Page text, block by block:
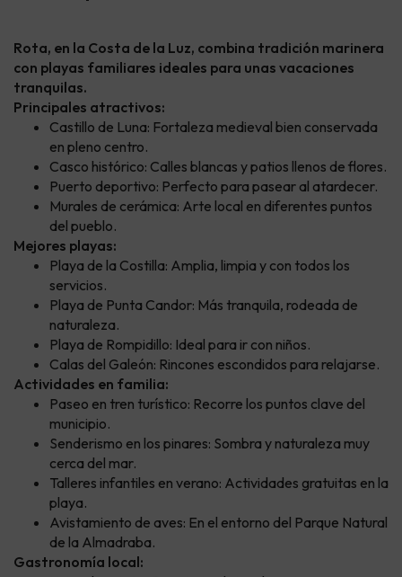
Rota, en la Costa de la Luz, combina tradición marinera
con playas familiares ideales para unas vacaciones
tranquilas.
Principales atractivos:
Castillo de Luna: Fortaleza medieval bien conservada
en pleno centro.
Casco histórico: Calles blancas y patios llenos de flores.
Puerto deportivo: Perfecto para pasear al atardecer.
Murales de cerámica: Arte local en diferentes puntos
del pueblo.
Mejores playas:
Playa de la Costilla: Amplia, limpia y con todos los
servicios.
Playa de Punta Candor: Más tranquila, rodeada de
naturaleza.
Playa de Rompidillo: Ideal para ir con niños.
Calas del Galeón: Rincones escondidos para relajarse.
Actividades en familia:
Paseo en tren turístico: Recorre los puntos clave del
municipio.
Senderismo en los pinares: Sombra y naturaleza muy
cerca del mar.
Talleres infantiles en verano: Actividades gratuitas en la
playa.
Avistamiento de aves: En el entorno del Parque Natural
de la Almadraba.
Gastronomía local: